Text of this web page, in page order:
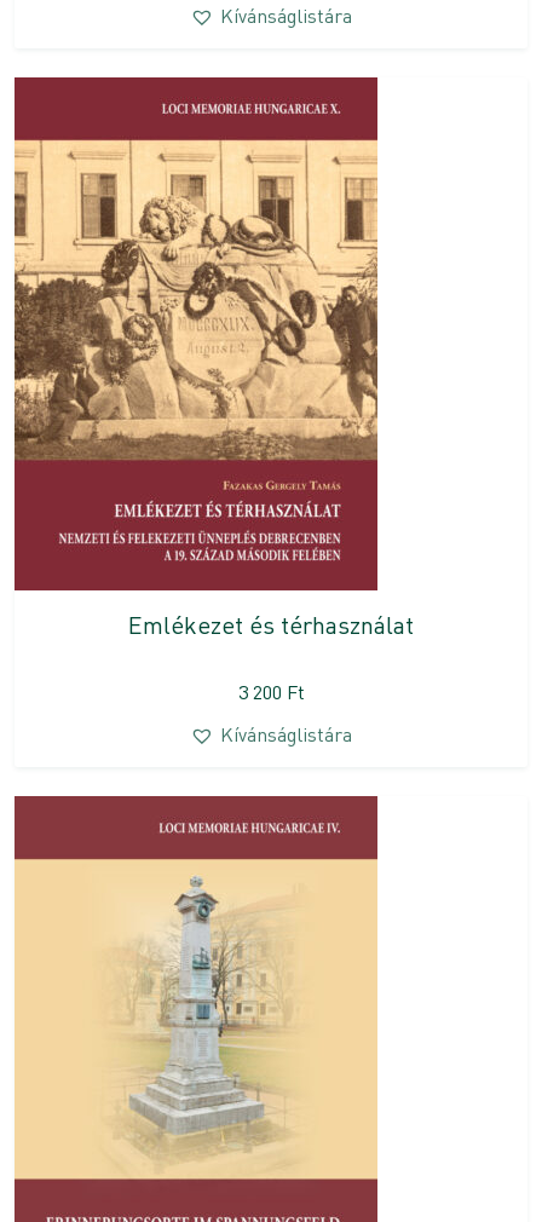
Kívánságlistára
Emlékezet és térhasználat
3 200 Ft
Kívánságlistára